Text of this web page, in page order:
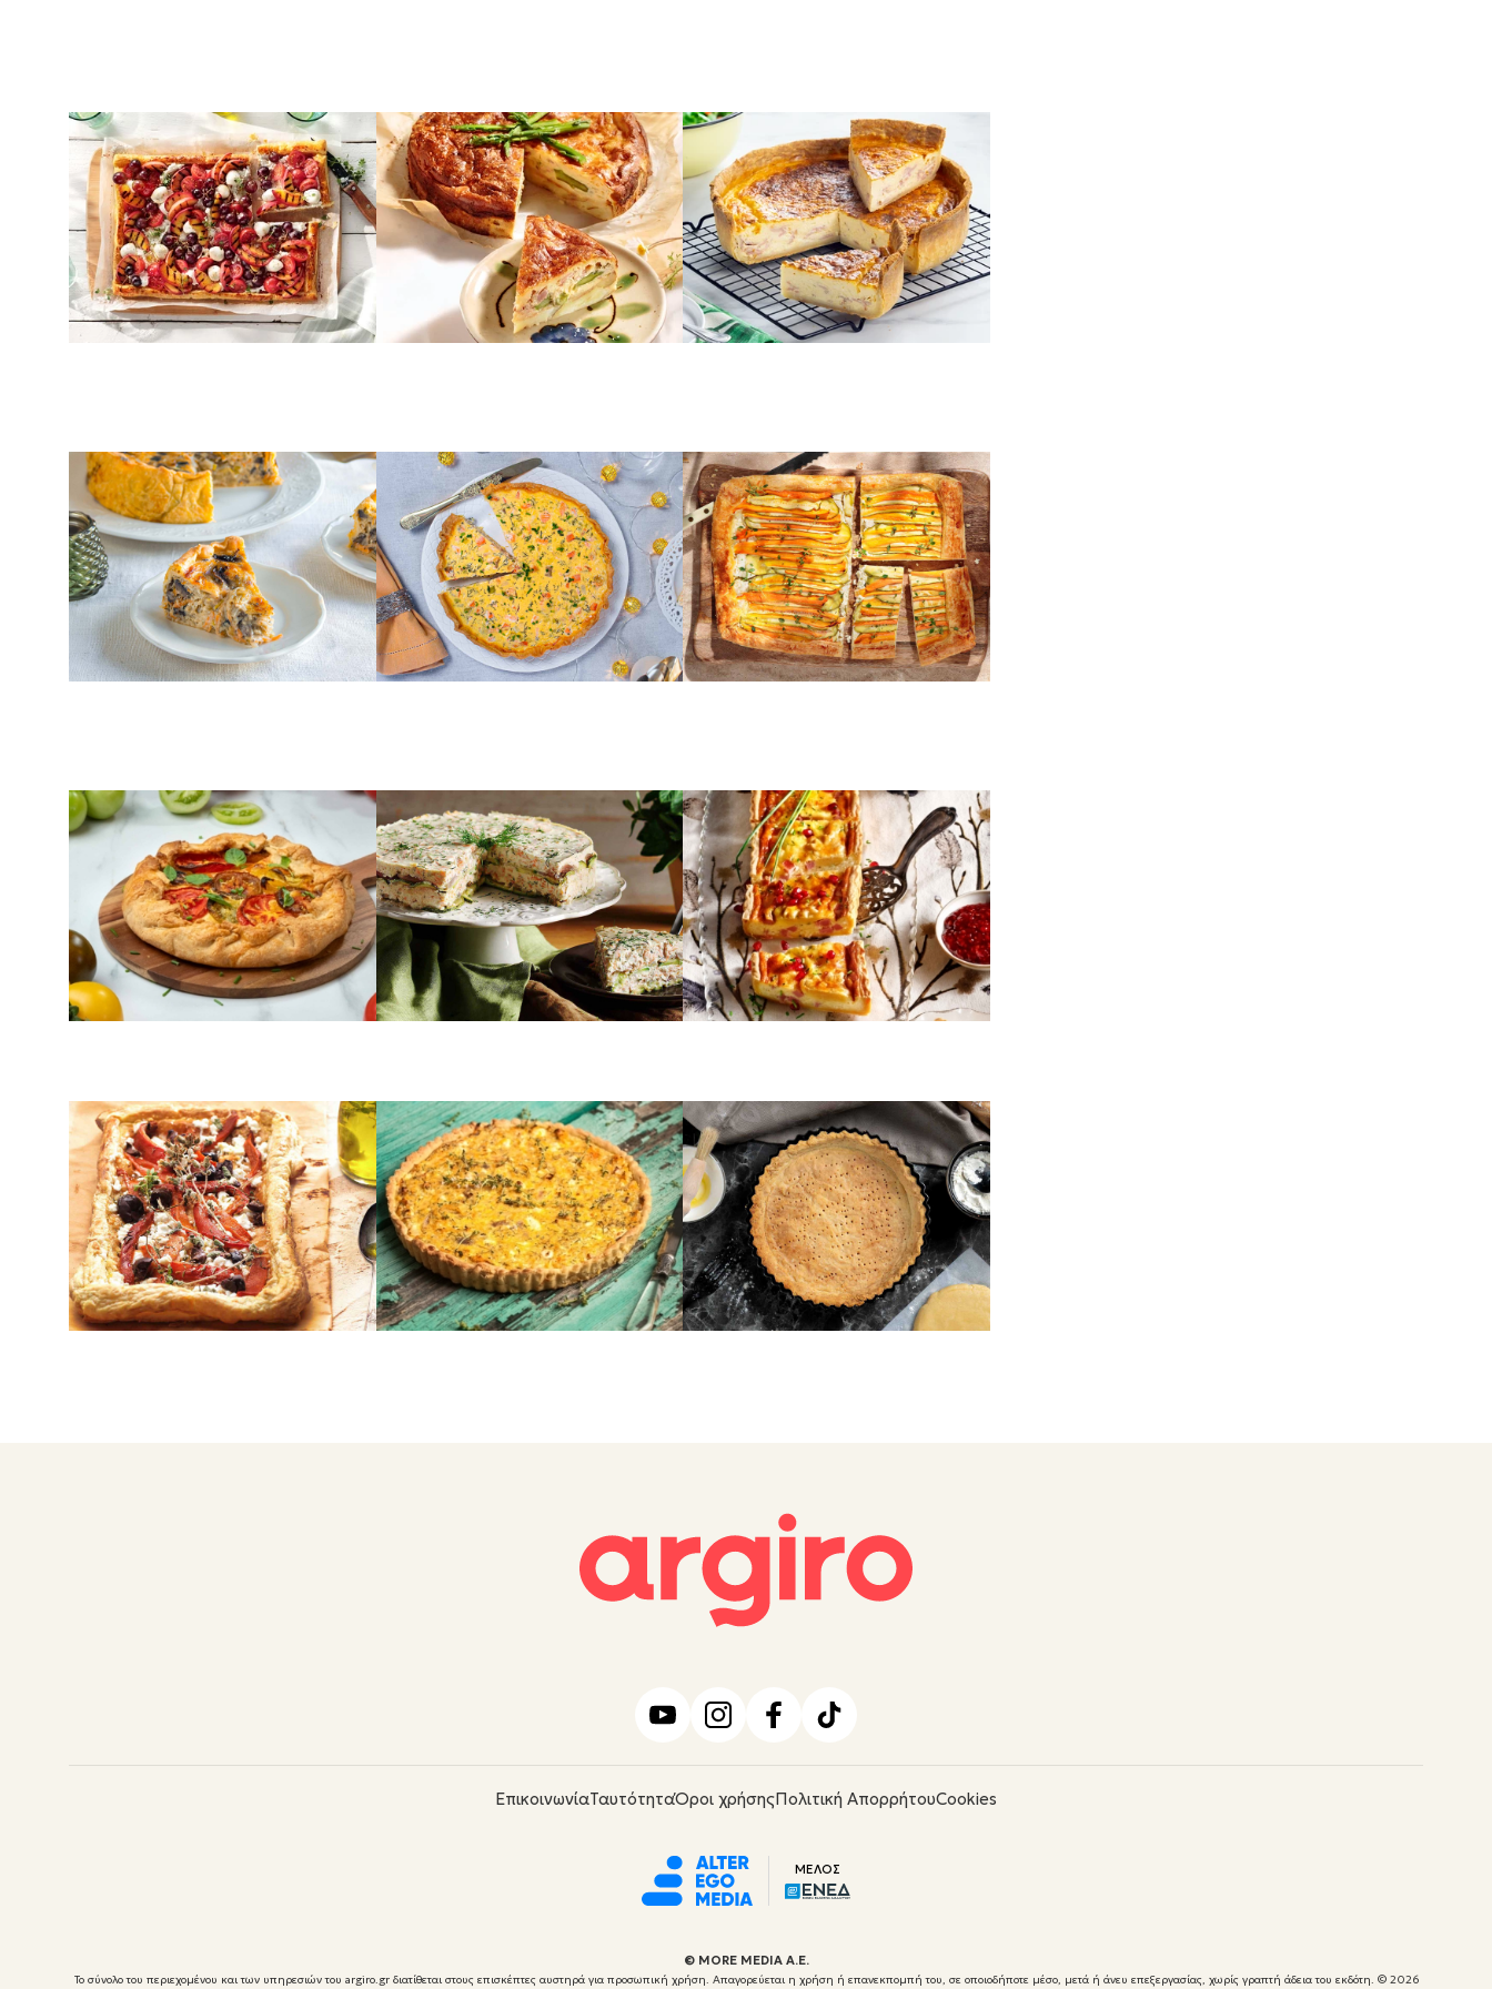
Τάρτα σφολιάτας με
ντοματίνια, νεκταρίνι και
τυριά
ΣΦΟΛΙΑΤΑ
Τάρτα πατάτας με
σπαράγγια και τυριά
ΣΠΑΡΑΓΓΙΑ
Κις Λορέν με ζύμη κουρού
ΤΥΡΙ
Αλμυρή τάρτα λαχανικών με
ζύμη κουρού
ΖΥΜΗ ΚΟΥΡΟΥ
Τάρτα με σολομό και
κρεμώδη γέμιση
ΣΟΛΟΜΟΣ
Αρωματική τάρτα
σφολιάτας με κολοκύθι και
καρότο
ΣΦΟΛΙΑΤΑ
Εύκολη τάρτα με τυριά και
ψητή ντομάτα
ΑΛΕΥΡΙ
Τούρτα κολοκύθι σαν τάρτα
χωρίς φύλλο
ΚΟΛΟΚΥΘΑΚΙΑ
Quiche Lorraine (Κις Λορέν)
ΑΛΛΑΝΤΙΚΑ
Τραγανή τάρτα με σφολιάτα
ΣΦΟΛΙΑΤΑ
Τάρτα με κολοκύθι
ΚΟΛΟΚΥΘΑΚΙΑ
Τάρτα: Βασική ζύμη για
αλμυρές και γλυκές τάρτες
ΒΟΥΤΥΡΟ
1 2 3
ΕπικοινωνίαΤαυτότηταΌροι χρήσηςΠολιτική ΑπορρήτουCookies
ΜΕΛΟΣ
© ΜORE MEDIA Α.Ε.
Το σύνολο του περιεχομένου και των υπηρεσιών του argiro.gr διατίθεται στους επισκέπτες αυστηρά για προσωπική χρήση. Απαγορεύεται η χρήση ή επανεκπομπή του, σε οποιοδήποτε μέσο, μετά ή άνευ επεξεργασίας, χωρίς γραπτή άδεια του εκδότη. © 2026